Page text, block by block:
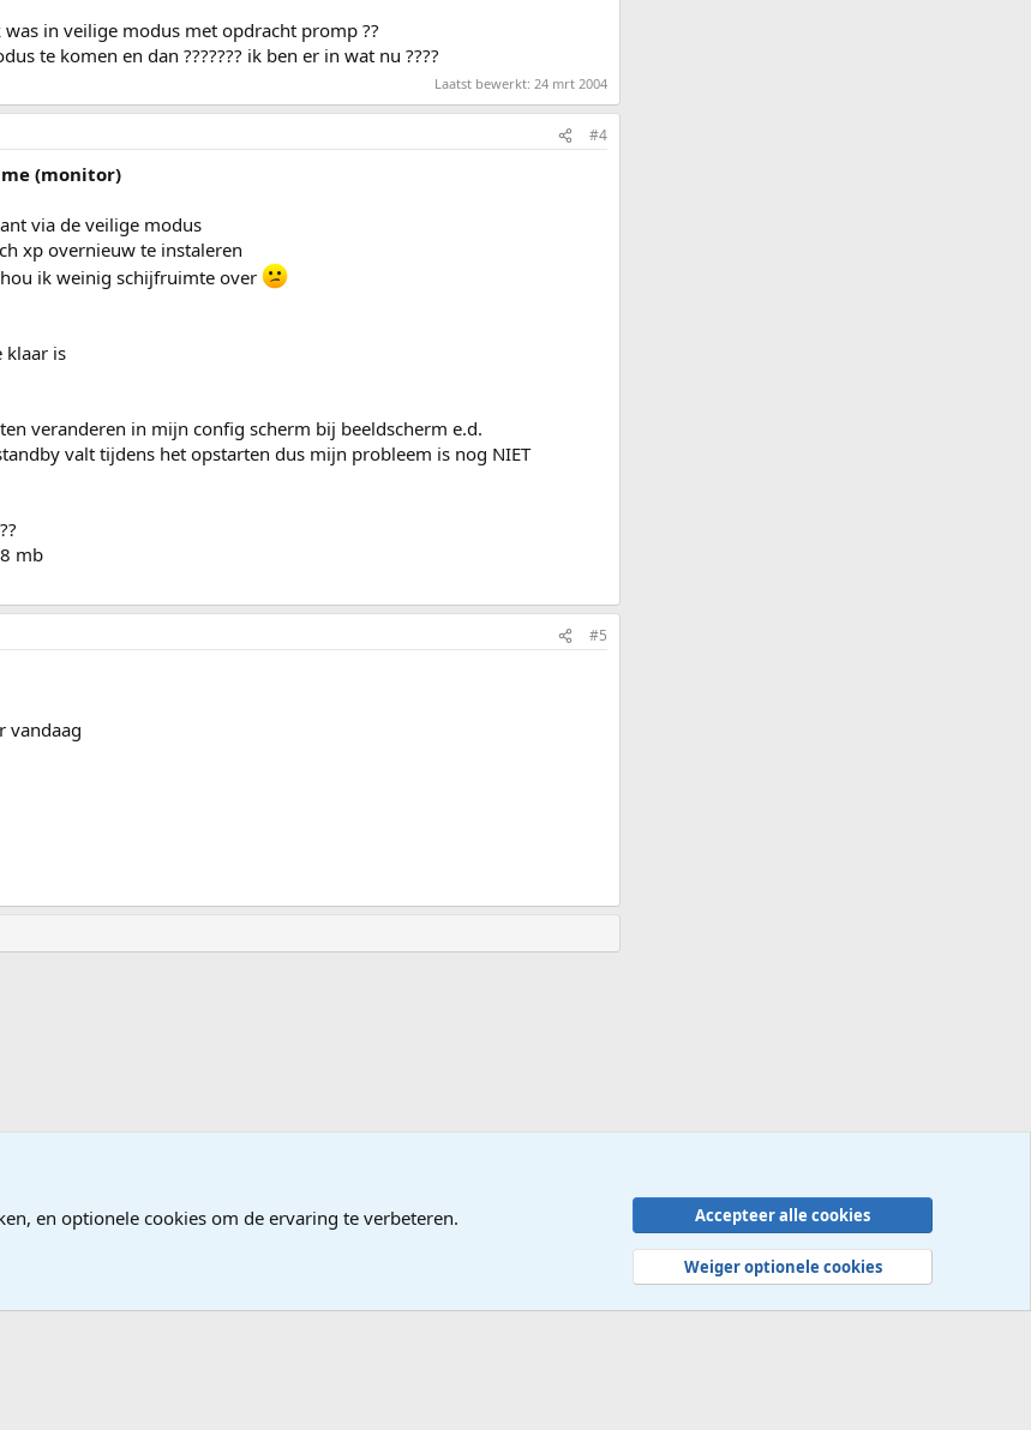
in veilige modus met opdracht promp ??
te komen en dan ??????? ik ben er in wat nu ????
Laatst bewerkt: 24 mrt 2004
#4
(monitor)
via de veilige modus
xp overnieuw te instaleren
ik weinig schijfruimte over
klaar is
veranderen in mijn config scherm bij beeldscherm e.d.
valt tijdens het opstarten dus mijn probleem is nog NIET
mb
#5
vandaag
Voorwaarden en regels Privacybeleid Help
R
S
en optionele cookies om de ervaring te verbeteren.
Accepteer alle cookies
Weiger optionele cookies